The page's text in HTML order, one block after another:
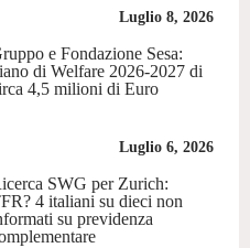
Luglio 8, 2026
e Fondazione Sesa:
di Welfare 2026-2027 di
4,5 milioni di Euro
Luglio 6, 2026
SWG per Zurich:
4 italiani su dieci non
su previdenza